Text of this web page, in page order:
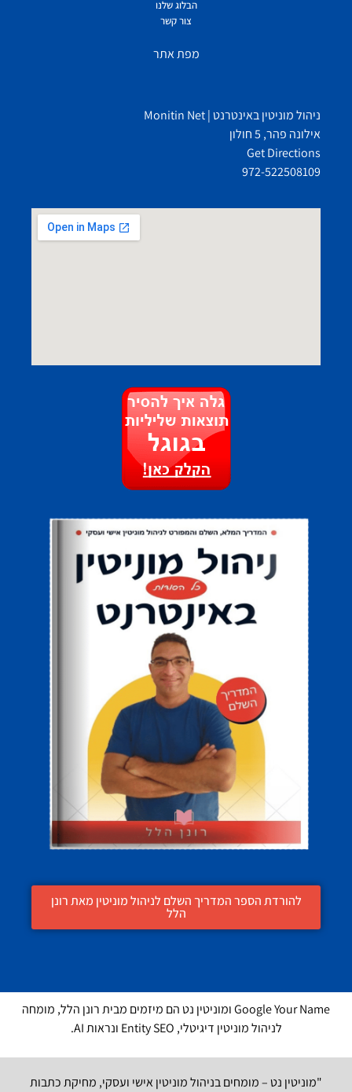
הבלוג שלנו
צור קשר
מפת אתר
ניהול מוניטין באינטרנט | Monitin Net
אילונה פהר, 5 חולון
Get Directions
972-522508109
להורדת הספר המדריך השלם לניהול מוניטין מאת רונן
הלל
Google Your Name ומוניטין נט הם מיזמים מבית רונן הלל, מומחה
לניהול מוניטין דיגיטלי, Entity SEO ונראות AI.
"מוניטין נט – מומחים בניהול מוניטין אישי ועסקי, מחיקת כתבות